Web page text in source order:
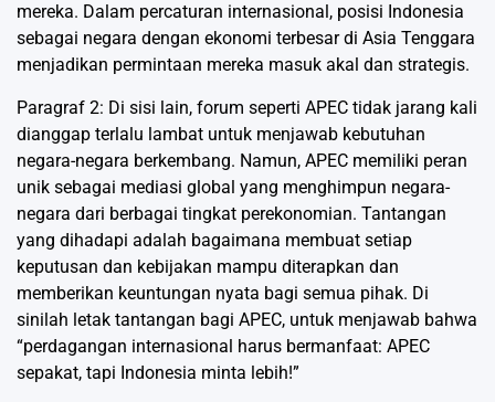
mereka. Dalam percaturan internasional, posisi Indonesia
sebagai negara dengan ekonomi terbesar di Asia Tenggara
menjadikan permintaan mereka masuk akal dan strategis.
Paragraf 2: Di sisi lain, forum seperti APEC tidak jarang kali
dianggap terlalu lambat untuk menjawab kebutuhan
negara-negara berkembang. Namun, APEC memiliki peran
unik sebagai mediasi global yang menghimpun negara-
negara dari berbagai tingkat perekonomian. Tantangan
yang dihadapi adalah bagaimana membuat setiap
keputusan dan kebijakan mampu diterapkan dan
memberikan keuntungan nyata bagi semua pihak. Di
sinilah letak tantangan bagi APEC, untuk menjawab bahwa
“perdagangan internasional harus bermanfaat: APEC
sepakat, tapi Indonesia minta lebih!”